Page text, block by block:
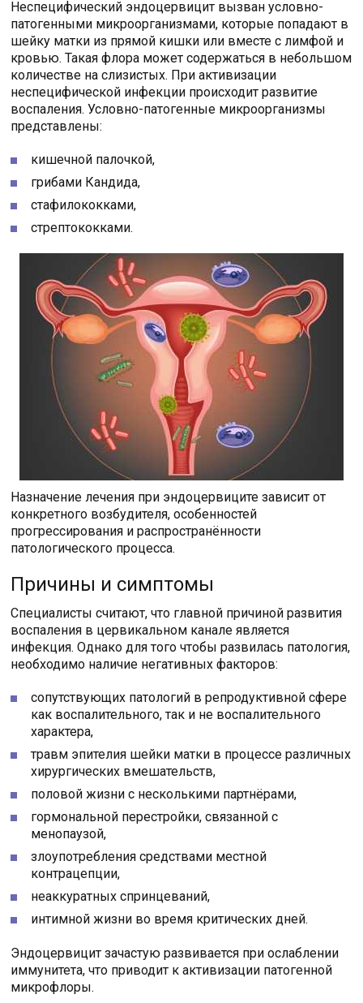
Неспецифический эндоцервицит вызван условно-
патогенными микроорганизмами, которые попадают в
шейку матки из прямой кишки или вместе с лимфой и
кровью. Такая флора может содержаться в небольшом
количестве на слизистых. При активизации
неспецифической инфекции происходит развитие
воспаления. Условно-патогенные микроорганизмы
представлены:
кишечной палочкой,
грибами Кандида,
стафилококками,
стрептококками.
Назначение лечения при эндоцервиците зависит от
конкретного возбудителя, особенностей
прогрессирования и распространённости
патологического процесса.
Причины и симптомы
Специалисты считают, что главной причиной развития
воспаления в цервикальном канале является
инфекция. Однако для того чтобы развилась патология,
необходимо наличие негативных факторов:
сопутствующих патологий в репродуктивной сфере
как воспалительного, так и не воспалительного
характера,
травм эпителия шейки матки в процессе различных
хирургических вмешательств,
половой жизни с несколькими партнёрами,
гормональной перестройки, связанной с
менопаузой,
злоупотребления средствами местной
контрацепции,
неаккуратных спринцеваний,
интимной жизни во время критических дней.
Эндоцервицит зачастую развивается при ослаблении
иммунитета, что приводит к активизации патогенной
микрофлоры.